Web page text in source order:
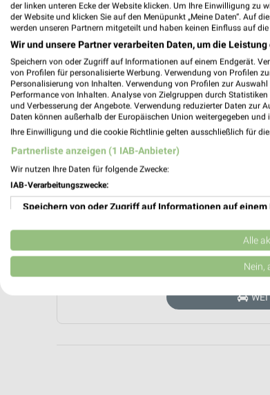
der linken unteren Ecke der Website klicken. Um Ihre Einwilligung zu
der Website und klicken Sie auf den Menüpunkt „Meine Daten“. Auf
werden unseren Partnern mitgeteilt und haben keinen Einfluss auf die
Wir und unsere Partner verarbeiten Daten, um die
Speichern von oder Zugriff auf Informationen auf einem Endgerät.
von Profilen für personalisierte Werbung. Verwendung von Profilen
Personalisierung von Inhalten. Verwendung von Profilen zur
Performance von Inhalten. Analyse von Zielgruppen durch
und Verbesserung der Angebote. Verwendung reduzierter Daten zur
Daten können außerhalb der Europäischen Union weitergegeben und
Ihre Einwilligung und die cookie Richtlinie gelten ausschließlich für
Partnerliste anzeigen (1 IAB-Anbieter)
Wir nutzen Ihre Daten für folgende Zwecke:
IAB-Verarbeitungszwecke:
Speichern von oder Zugriff auf Informationen auf einem
Verwendung reduzierter Daten zur Auswahl von
Erstellung von Profilen für personalisierte Werbung
Alle
Nein,